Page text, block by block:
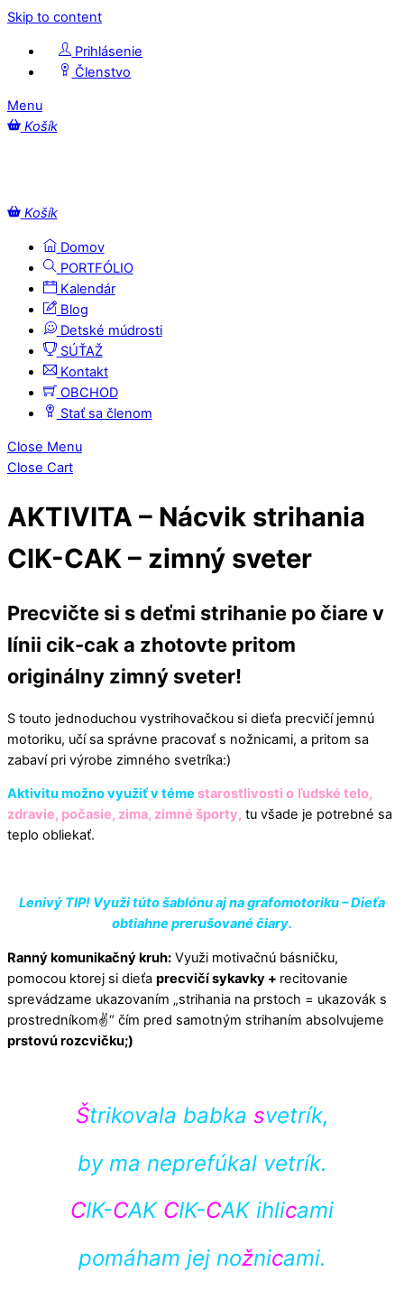
Skip to content
Prihlásenie
Členstvo
Menu
Košík
Košík
Domov
PORTFÓLIO
Kalendár
Blog
Detské múdrosti
SÚŤAŽ
Kontakt
OBCHOD
Stať sa členom
Close Menu
Close Cart
AKTIVITA – Nácvik strihania
CIK-CAK – zimný sveter
Precvičte si s deťmi strihanie po čiare v
línii cik-cak a zhotovte pritom
originálny zimný sveter!
S touto jednoduchou vystrihovačkou si dieťa precvičí jemnú
motoriku, učí sa správne pracovať s nožnicami, a pritom sa
zabaví pri výrobe zimného svetríka:)
Aktivitu možno využiť v téme starostlivosti o ľudské telo,
zdravie, počasie, zima, zimné športy, tu všade je potrebné sa
teplo obliekať.
Lenivý TIP! Využi túto šablónu aj na grafomotoriku – Dieťa
obtiahne prerušované čiary.
Ranný komunikačný kruh: Využi motivačnú básničku,
pomocou ktorej si dieťa precvičí sykavky + recitovanie
sprevádzame ukazovaním „strihania na prstoch = ukazovák s
prostredníkom✌️“ čím pred samotným strihaním absolvujeme
prstovú rozcvičku;)
Štrikovala babka svetrík,
by ma neprefúkal vetrík.
CIK-CAK CIK-CAK ihlicami
pomáham jej nožnicami.